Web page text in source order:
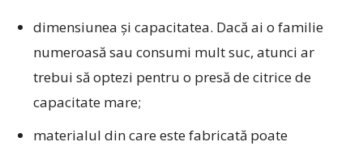
dimensiunea și capacitatea. Dacă ai o familie
numeroasă sau consumi mult suc, atunci ar
trebui să optezi pentru o presă de citrice de
capacitate mare;
materialul din care este fabricată poate